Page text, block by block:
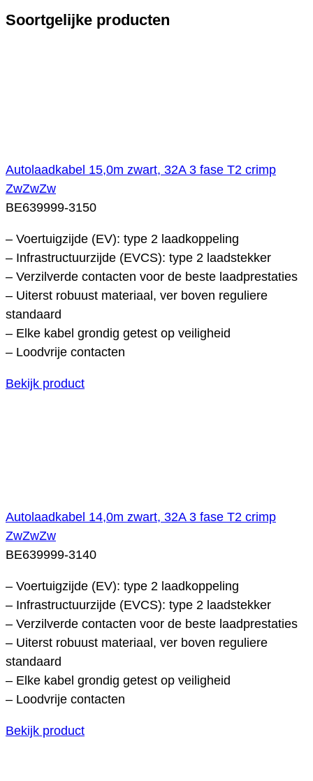
Soortgelijke producten
Autolaadkabel 15,0m zwart, 32A 3 fase T2 crimp
ZwZwZw
BE639999-3150
– Voertuigzijde (EV): type 2 laadkoppeling
– Infrastructuurzijde (EVCS): type 2 laadstekker
– Verzilverde contacten voor de beste laadprestaties
– Uiterst robuust materiaal, ver boven reguliere
standaard
– Elke kabel grondig getest op veiligheid
– Loodvrije contacten
Bekijk product
Autolaadkabel 14,0m zwart, 32A 3 fase T2 crimp
ZwZwZw
BE639999-3140
– Voertuigzijde (EV): type 2 laadkoppeling
– Infrastructuurzijde (EVCS): type 2 laadstekker
– Verzilverde contacten voor de beste laadprestaties
– Uiterst robuust materiaal, ver boven reguliere
standaard
– Elke kabel grondig getest op veiligheid
– Loodvrije contacten
Bekijk product